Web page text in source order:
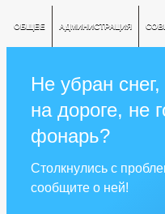
ОБЩЕЕ АДМИНИСТРАЦИЯ
Не убран
на дороге, не
фонарь?
Столкнулись с
сообщите о ней!